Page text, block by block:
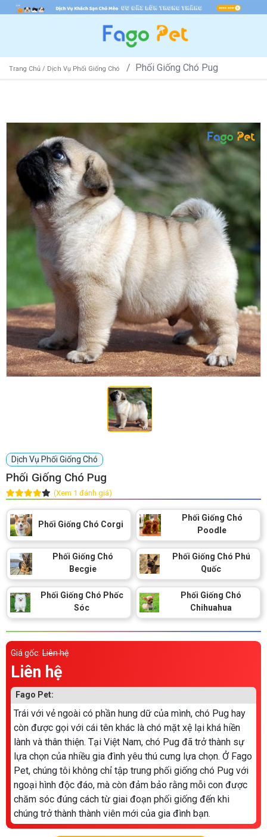
Trang Chủ / Dịch Vụ Phối Giống Chó Phối Giống Chó Pug
Dịch Vụ Phối Giống Chó
Phối Giống Chó Pug
(Xem 1 đánh giá)
Phối Giống Chó Corgi
Phối Giống Chó
Poodle
Phối Giống Chó
Becgie
Phối Giống Chó Phú
Quốc
Phối Giống Chó Phốc
Sóc
Phối Giống Chó
Chihuahua
Giá gốc: Liên hệ
Liên hệ
Fago Pet:
Trái với vẻ ngoài có phần hung dữ của mình, chó Pug hay
còn được gọi với cái tên khác là chó mặt xệ lại khá hiền
lành và thân thiện. Tại Việt Nam, chó Pug đã trở thành sự
lựa chọn của nhiều gia đình yêu thú cưng lựa chọn. Ở Fago
Pet, chúng tôi không chỉ tập trung phối giống chó Pug với
ngoại hình độc đáo, mà còn đảm bảo rằng mỗi con được
chăm sóc đúng cách từ giai đoạn phối giống đến khi
chúng trở thành thành viên mới của gia đình bạn.